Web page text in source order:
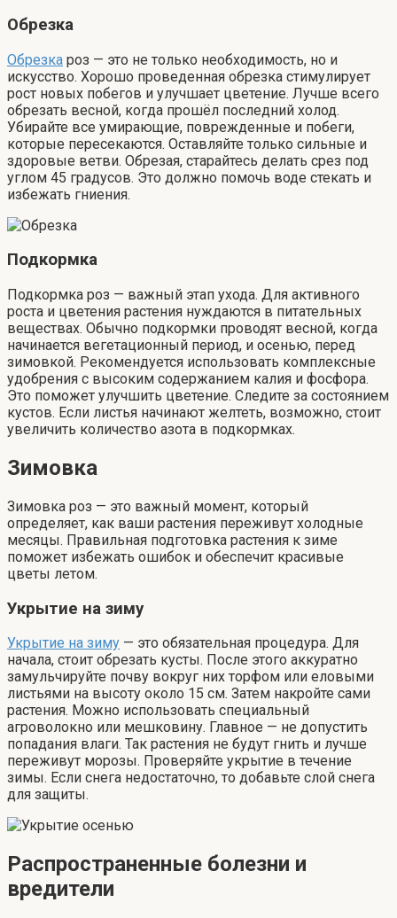
Обрезка
Обрезка роз — это не только необходимость, но и
искусство. Хорошо проведенная обрезка стимулирует
рост новых побегов и улучшает цветение. Лучше всего
обрезать весной, когда прошёл последний холод.
Убирайте все умирающие, поврежденные и побеги,
которые пересекаются. Оставляйте только сильные и
здоровые ветви. Обрезая, старайтесь делать срез под
углом 45 градусов. Это должно помочь воде стекать и
избежать гниения.
Подкормка
Подкормка роз — важный этап ухода. Для активного
роста и цветения растения нуждаются в питательных
веществах. Обычно подкормки проводят весной, когда
начинается вегетационный период, и осенью, перед
зимовкой. Рекомендуется использовать комплексные
удобрения с высоким содержанием калия и фосфора.
Это поможет улучшить цветение. Следите за состоянием
кустов. Если листья начинают желтеть, возможно, стоит
увеличить количество азота в подкормках.
Зимовка
Зимовка роз — это важный момент, который
определяет, как ваши растения переживут холодные
месяцы. Правильная подготовка растения к зиме
поможет избежать ошибок и обеспечит красивые
цветы летом.
Укрытие на зиму
Укрытие на зиму — это обязательная процедура. Для
начала, стоит обрезать кусты. После этого аккуратно
замульчируйте почву вокруг них торфом или еловыми
листьями на высоту около 15 см. Затем накройте сами
растения. Можно использовать специальный
агроволокно или мешковину. Главное — не допустить
попадания влаги. Так растения не будут гнить и лучше
переживут морозы. Проверяйте укрытие в течение
зимы. Если снега недостаточно, то добавьте слой снега
для защиты.
Распространенные болезни и
вредители